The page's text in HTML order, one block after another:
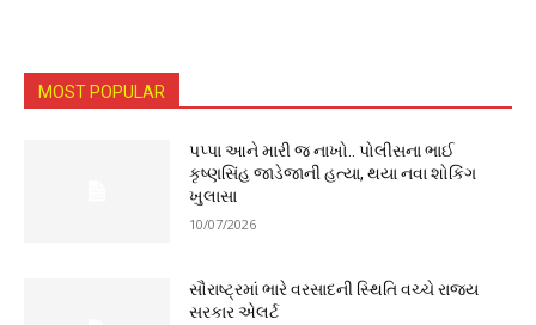
MOST POPULAR
પપ્પા આને મારી જ નાખો.. પોલીસના ભાઈ
કૃષ્ણસિંહ જાડેજાની હત્યા, થયા નવા શોકિંગ
ખુલાસા
10/07/2026
સૌરાષ્ટ્રમાં ભારે વરસાદની સ્થિતિ વચ્ચે રાજ્ય
સરકાર એલર્ટ